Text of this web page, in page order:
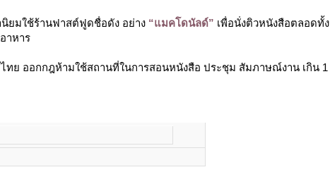
ยมใช้ร้านฟาสต์ฟูดชื่อดัง อย่าง “แมคโดนัลด์” เพื่อนั่งติวหนังสือตลอดทั้
าหาร
ทย ออกกฎห้ามใช้สถานที่ในการสอนหนังสือ ประชุม สัมภาษณ์งาน เกิน 1